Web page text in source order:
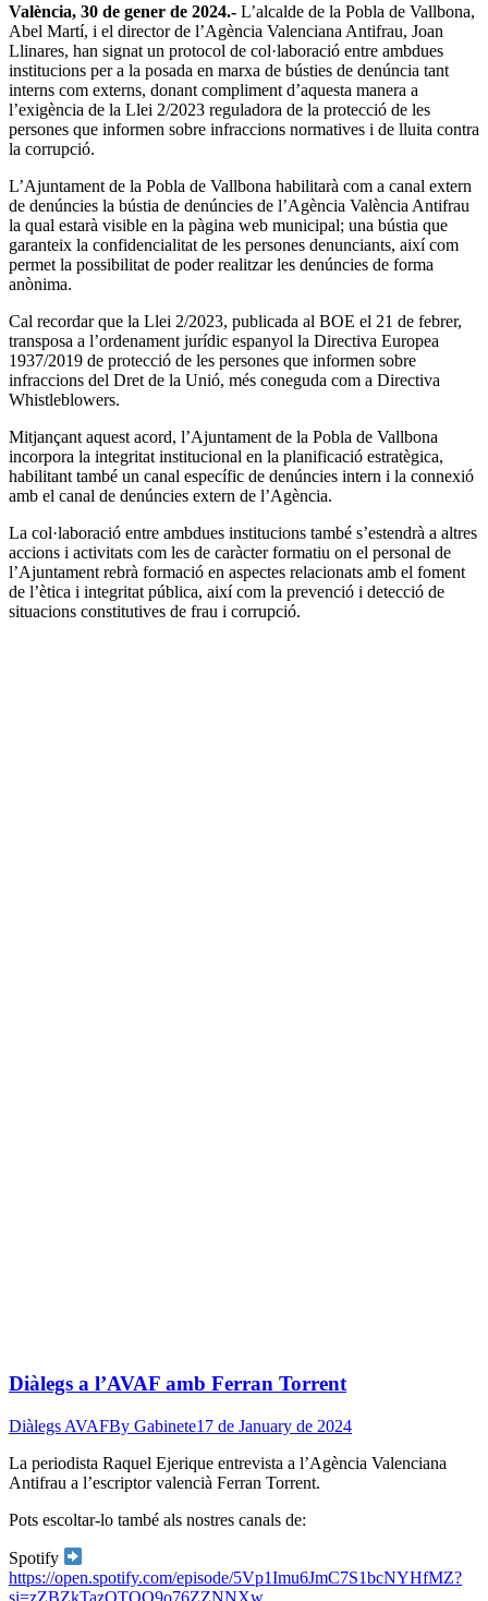
València, 30 de gener de 2024.- L’alcalde de la Pobla de Vallbona,
Abel Martí, i el director de l’Agència Valenciana Antifrau, Joan
Llinares, han signat un protocol de col·laboració entre ambdues
institucions per a la posada en marxa de bústies de denúncia tant
interns com externs, donant compliment d’aquesta manera a
l’exigència de la Llei 2/2023 reguladora de la protecció de les
persones que informen sobre infraccions normatives i de lluita contra
la corrupció.
L’Ajuntament de la Pobla de Vallbona habilitarà com a canal extern
de denúncies la bústia de denúncies de l’Agència València Antifrau
la qual estarà visible en la pàgina web municipal; una bústia que
garanteix la confidencialitat de les persones denunciants, així com
permet la possibilitat de poder realitzar les denúncies de forma
anònima.
Cal recordar que la Llei 2/2023, publicada al BOE el 21 de febrer,
transposa a l’ordenament jurídic espanyol la Directiva Europea
1937/2019 de protecció de les persones que informen sobre
infraccions del Dret de la Unió, més coneguda com a Directiva
Whistleblowers.
Mitjançant aquest acord, l’Ajuntament de la Pobla de Vallbona
incorpora la integritat institucional en la planificació estratègica,
habilitant també un canal específic de denúncies intern i la connexió
amb el canal de denúncies extern de l’Agència.
La col·laboració entre ambdues institucions també s’estendrà a altres
accions i activitats com les de caràcter formatiu on el personal de
l’Ajuntament rebrà formació en aspectes relacionats amb el foment
de l’ètica i integritat pública, així com la prevenció i detecció de
situacions constitutives de frau i corrupció.
Diàlegs a l’AVAF amb Ferran Torrent
Diàlegs AVAFBy Gabinete17 de January de 2024
La periodista Raquel Ejerique entrevista a l’Agència Valenciana
Antifrau a l’escriptor valencià Ferran Torrent.
Pots escoltar-lo també als nostres canals de:
Spotify
https://open.spotify.com/episode/5Vp1Imu6JmC7S1bcNYHfMZ?
si=zZBZkTazQTOO9o76ZZNNXw